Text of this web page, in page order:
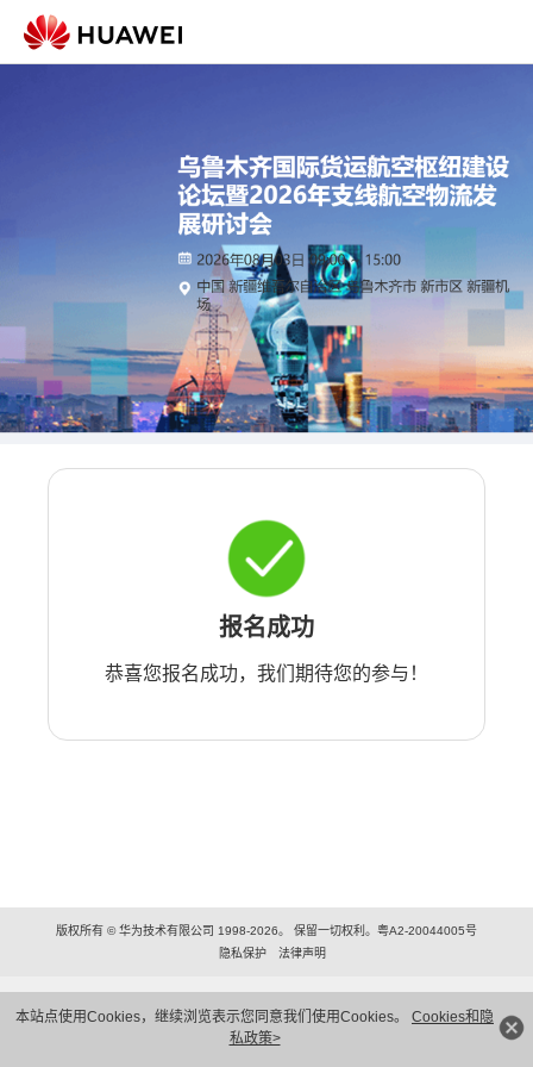
本站点使用Cookies，继续浏览表示您同意我们使用Cookies。 Cookies和隐
私政策>
报名成功
恭喜您报名成功，我们期待您的参与！
版权所有 © 华为技术有限公司 1998-2026。 保留一切权利。粤A2-20044005号
隐私保护
法律声明